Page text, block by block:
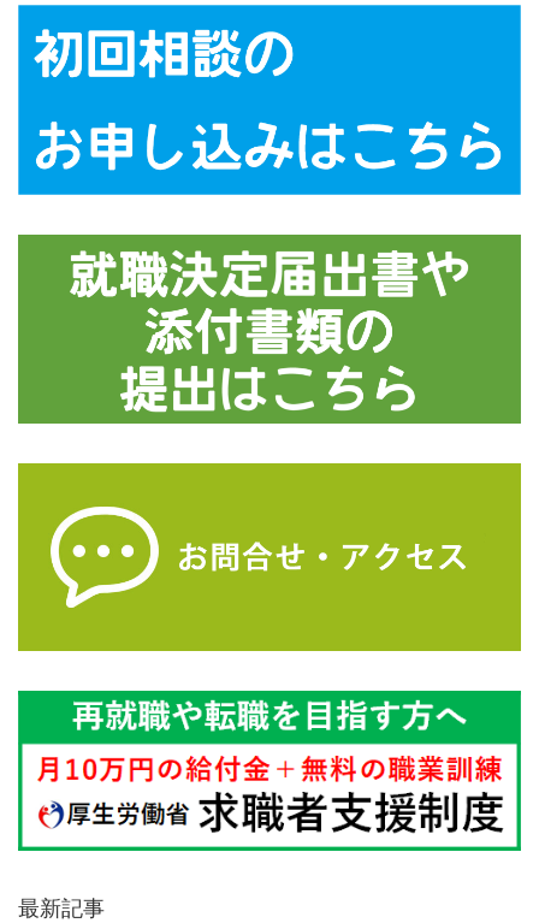
最新記事